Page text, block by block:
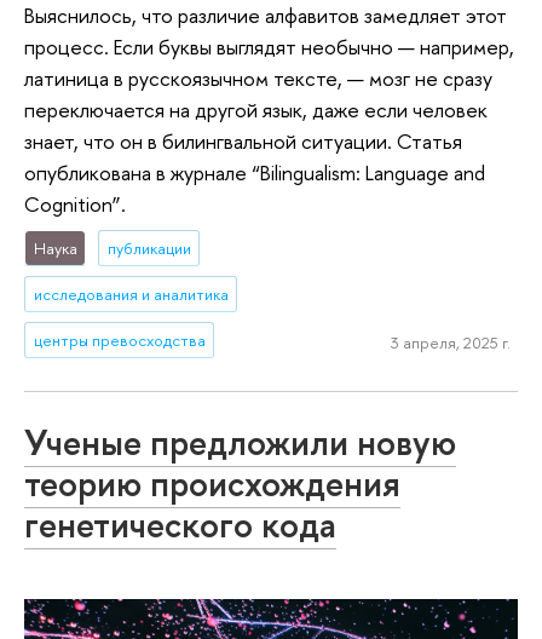
Выяснилось, что различие алфавитов замедляет этот
процесс. Если буквы выглядят необычно — например,
латиница в русскоязычном тексте, — мозг не сразу
переключается на другой язык, даже если человек
знает, что он в билингвальной ситуации. Статья
опубликована в журнале “Bilingualism: Language and
Cognition”.
Наука публикации
исследования и аналитика
центры превосходства 3 апреля, 2025 г.
Ученые предложили новую
теорию происхождения
генетического кода